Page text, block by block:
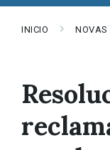
INICIO NOVAS